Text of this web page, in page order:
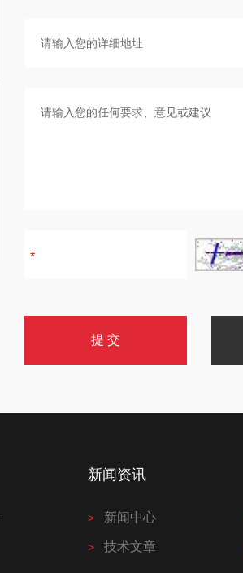
新闻资讯
新闻中心
技术文章